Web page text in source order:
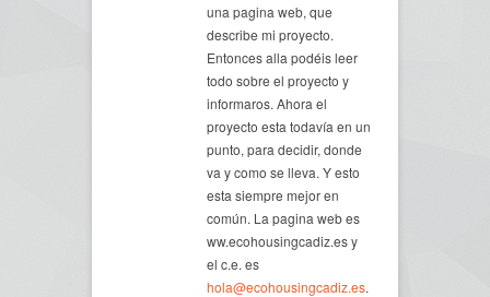
una pagina web, que
describe mi proyecto.
Entonces alla podéis leer
todo sobre el proyecto y
informaros. Ahora el
proyecto esta todavía en un
punto, para decidir, donde
va y como se lleva. Y esto
esta siempre mejor en
común. La pagina web es
ww.ecohousingcadiz.es y
el c.e. es
hola@ecohousingcadiz.es.